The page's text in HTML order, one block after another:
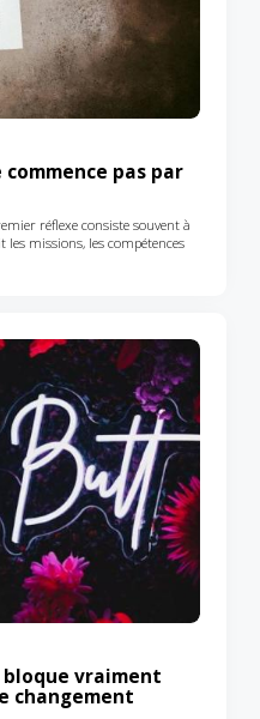
pas par
réflexe consiste souvent à
les missions, les compétences
bloque vraiment
changement